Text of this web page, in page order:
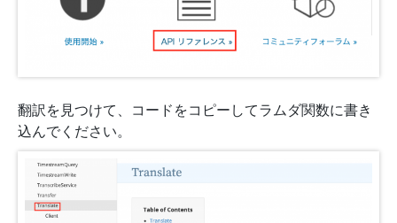
翻訳を見つけて、コードをコピーしてラムダ関数に書き
込んでください。